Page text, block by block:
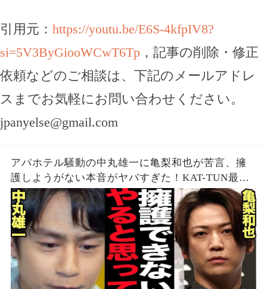
引用元： https://youtu.be/E6S-4kfpIV8?
si=5V3ByGiooWCwT6Tp ，記事の削除・修正
依頼などのご相談は、下記のメールアドレ
スまでお気軽にお問い合わせください。
jpanyelse@gmail.com
アパホテル騒動の中丸雄一に亀梨和也が苦言、擁
護しようがない本音がヤバすぎた！KAT-TUN最初
期の若い頃から見てきた本性に驚愕…【芸能】